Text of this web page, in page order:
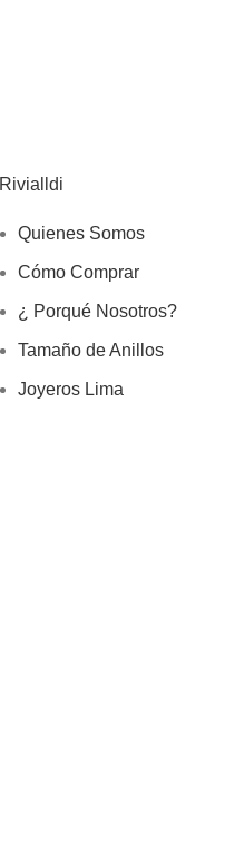
Rivialldi
Quienes Somos
Cómo Comprar
¿ Porqué Nosotros?
Tamaño de Anillos
Joyeros Lima